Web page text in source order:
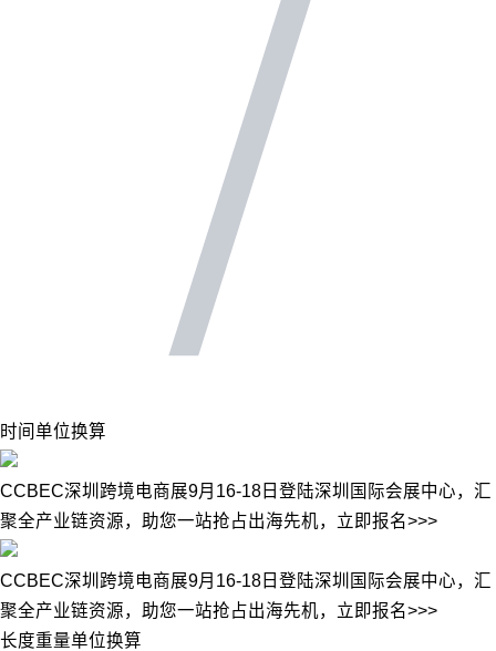
时间单位换算
CCBEC深圳跨境电商展9月16-18日登陆深圳国际会展中心，汇
聚全产业链资源，助您一站抢占出海先机，立即报名>>>
CCBEC深圳跨境电商展9月16-18日登陆深圳国际会展中心，汇
聚全产业链资源，助您一站抢占出海先机，立即报名>>>
长度重量单位换算